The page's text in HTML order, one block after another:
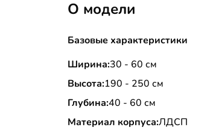
О модели
Базовые характеристики
Ширина:30 - 60 см
Высота:190 - 250 см
Глубина:40 - 60 см
Материал корпуса:ЛДСП